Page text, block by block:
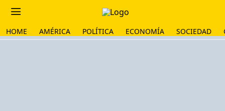
HOME AMÉRICA POLÍTICA ECONOMÍA SOCIEDAD